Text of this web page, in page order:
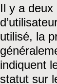
Il y a
utilisé, la
indiquent
statut sur